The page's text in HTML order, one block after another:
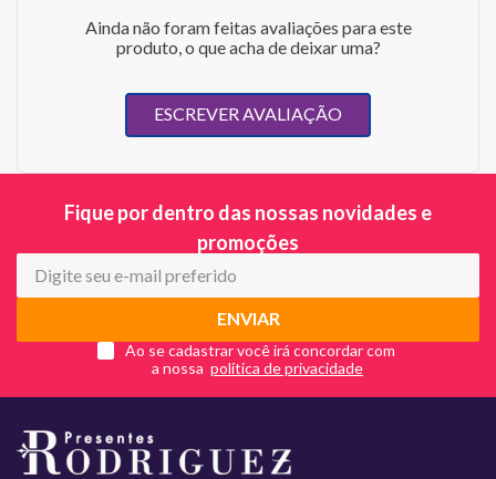
Ainda não foram feitas avaliações para este
produto, o que acha de deixar uma?
ESCREVER AVALIAÇÃO
Fique por dentro das nossas novidades e
promoções
ENVIAR
Ao se cadastrar você irá concordar com
a nossa